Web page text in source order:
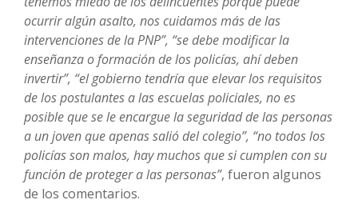
ocurrir algún asalto, nos cuidamos más de las
intervenciones de la PNP”, “se debe modificar la
enseñanza o formación de los policías, ahí deben
invertir”, “el gobierno tendría que elevar los requisitos
de los postulantes a las escuelas policiales, no es
posible que se le encargue la seguridad de las personas
a un joven que apenas salió del colegio”, “no todos los
policías son malos, hay muchos que si cumplen con su
función de proteger a las personas”, fueron algunos
de los comentarios.